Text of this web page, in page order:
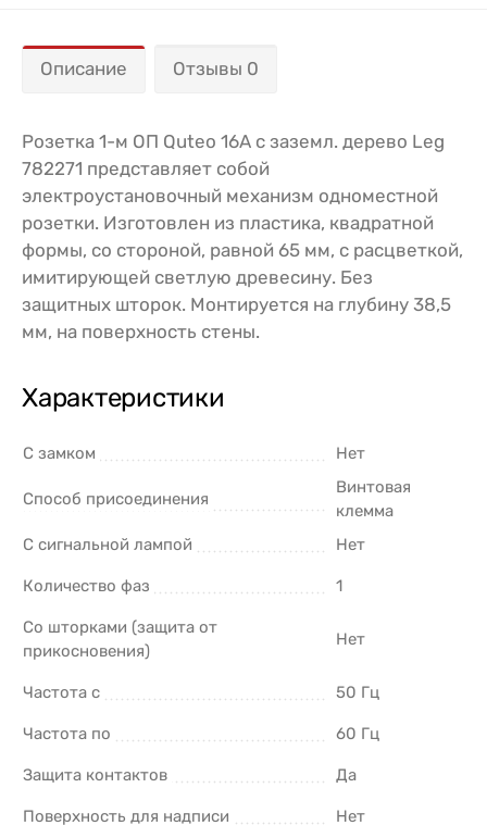
Описание Отзывы 0
Розетка 1-м ОП Quteo 16А с заземл. дерево Leg
782271 представляет собой
электроустановочный механизм одноместной
розетки. Изготовлен из пластика, квадратной
формы, со стороной, равной 65 мм, с расцветкой,
имитирующей светлую древесину. Без
защитных шторок. Монтируется на глубину 38,5
мм, на поверхность стены.
Характеристики
С замком Нет
Способ присоединения
Винтовая
клемма
С сигнальной лампой
Нет
Количество фаз 1
Со шторками (защита от
прикосновения)
Нет
Частота с 50 Гц
Частота по 60 Гц
Защита контактов Да
Поверхность для надписи Нет